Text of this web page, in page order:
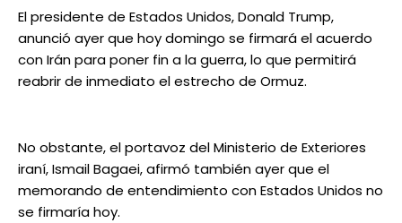
El presidente de Estados Unidos, Donald Trump,
anunció ayer que hoy domingo se firmará el acuerdo
con Irán para poner fin a la guerra, lo que permitirá
reabrir de inmediato el estrecho de Ormuz.
No obstante, el portavoz del Ministerio de Exteriores
iraní, Ismail Bagaei, afirmó también ayer que el
memorando de entendimiento con Estados Unidos no
se firmaría hoy.